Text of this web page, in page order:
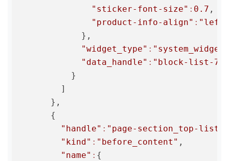
"sticker-font-size" : 0.7 ,
"product-info-align" : "left"
            },
"widget_type" :
"data_handle" : "block-list-
          }
        ]
      },
      {
"handle" : "page-section_top-list"
"kind" : "before_content" ,
"name" : {